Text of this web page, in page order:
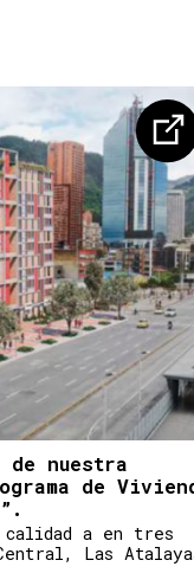
nuestra
de
calidad a en tres
Las